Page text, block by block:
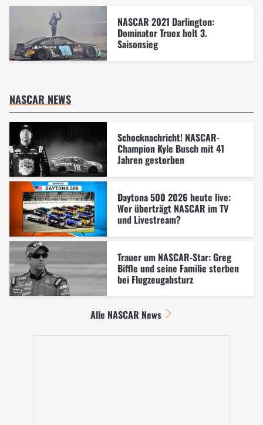
NASCAR 2021 Darlington:
Dominator Truex holt 3.
Saisonsieg
NASCAR NEWS
Schocknachricht! NASCAR-
Champion Kyle Busch mit 41
Jahren gestorben
Daytona 500 2026 heute live:
Wer überträgt NASCAR im TV
und Livestream?
Trauer um NASCAR-Star: Greg
Biffle und seine Familie sterben
bei Flugzeugabsturz
Alle NASCAR News